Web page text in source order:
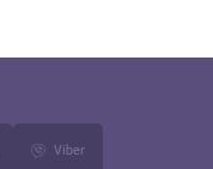
Viber